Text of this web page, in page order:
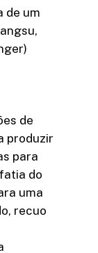
de um
de
produzir
para
do
uma
recuo